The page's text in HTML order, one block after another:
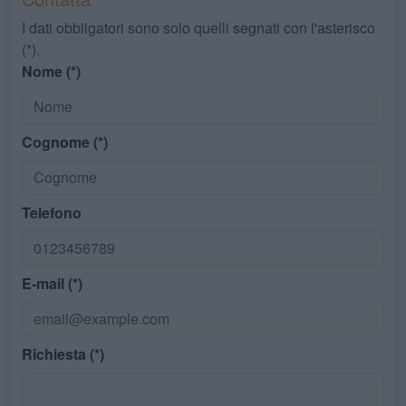
I dati obbligatori sono solo quelli segnati con l'asterisco
(*).
Nome (*)
Cognome (*)
Telefono
E-mail (*)
Richiesta (*)